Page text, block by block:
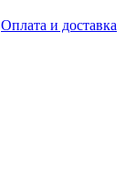
Оплата и доставка